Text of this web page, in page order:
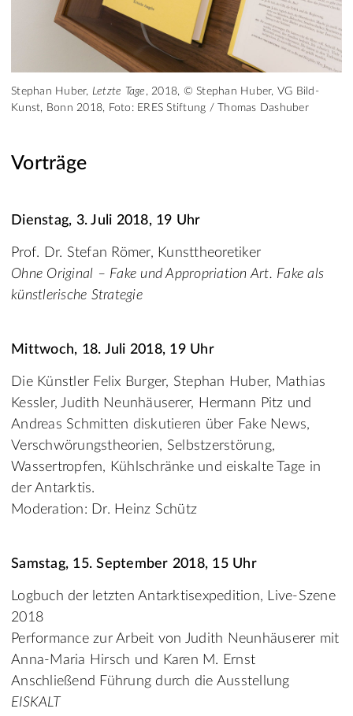
Stephan Huber, Letzte Tage , 2018, © Stephan Huber, VG Bild-
Kunst, Bonn 2018, Foto: ERES Stiftung / Thomas Dashuber
Vorträge
Dienstag, 3. Juli 2018, 19 Uhr
Prof. Dr. Stefan Römer, Kunsttheoretiker
Ohne Original – Fake und Appropriation Art. Fake als
künstlerische Strategie
Mittwoch, 18. Juli 2018, 19 Uhr
Die Künstler Felix Burger, Stephan Huber, Mathias
Kessler, Judith Neunhäuserer, Hermann Pitz und
Andreas Schmitten diskutieren über Fake News,
Verschwörungstheorien, Selbstzerstörung,
Wassertropfen, Kühlschränke und eiskalte Tage in
der Antarktis.
Moderation: Dr. Heinz Schütz
Samstag, 15. September 2018, 15 Uhr
Logbuch der letzten Antarktisexpedition, Live-Szene
2018
Performance zur Arbeit von Judith Neunhäuserer mit
Anna-Maria Hirsch und Karen M. Ernst
Anschließend Führung durch die Ausstellung
EISKALT